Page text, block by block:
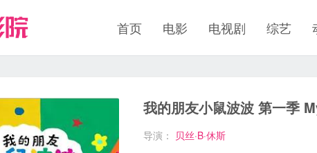
首页 电影 电视剧 综艺
我的朋友小鼠波波 第一季
导演： 贝丝·B·休斯